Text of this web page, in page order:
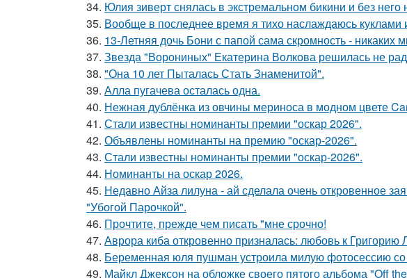
34. Юлия зиверт снялась в экстремальном бикини и без него
35. Вообще в последнее время я тихо наслаждаюсь куклами
36. 13-Летняя дочь Бони с папой сама скромность - никаких
37. Звезда "Ворониных" Екатерина Волкова решилась не
38. "Она 10 лет Пыталась Стать Знаменитой".
39. Алла пугачева осталась одна.
40. Нежная дублёнка из овчины мериноса в модном цвете
41. Стали известны номинанты премии "оскар 2026".
42. Объявлены номинанты на премию "оскар-2026".
43. Стали известны номинанты премии "оскар-2026".
44. Номинанты на оскар 2026.
45. Недавно Айза лилуна - ай сделала очень откровенное
"Убогой Парочкой".
46. Прочтите, прежде чем писать "мне срочно!
47. Аврора киба откровенно призналась: любовь к Григорию
48. Беременная юля пушман устроила милую фотосессию со
49. Майкл Джексон на обложке своего пятого альбома "Off